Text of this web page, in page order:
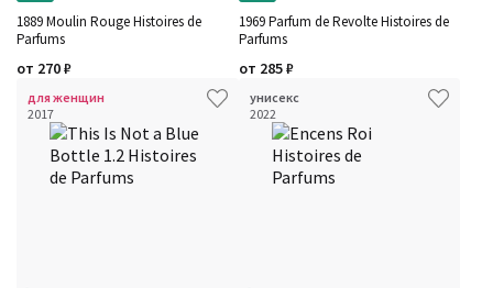
1889 Moulin Rouge Histoires de
Parfums
от 270₽
1969 Parfum de Revolte Histoires de
Parfums
от 285₽
для женщин
2017
унисекс
2022